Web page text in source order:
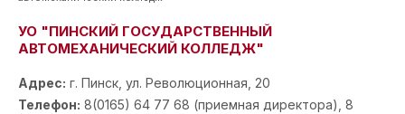
УО "ПИНСКИЙ ГОСУДАРСТВЕННЫЙ
АВТОМЕХАНИЧЕСКИЙ КОЛЛЕДЖ"
Адрес: г. Пинск, ул. Революционная, 20
Телефон: 8(0165) 64 77 68 (приемная директора), 8